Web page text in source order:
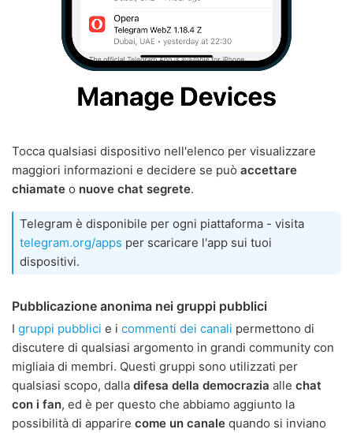
Tocca qualsiasi dispositivo nell'elenco per visualizzare
maggiori informazioni e decidere se può accettare
chiamate o nuove chat segrete.
Telegram è disponibile per ogni piattaforma - visita
telegram.org/apps per scaricare l'app sui tuoi
dispositivi.
Pubblicazione anonima nei gruppi pubblici
I gruppi pubblici e i commenti dei canali permettono di
discutere di qualsiasi argomento in grandi community con
migliaia di membri. Questi gruppi sono utilizzati per
qualsiasi scopo, dalla difesa della democrazia alle chat
con i fan, ed è per questo che abbiamo aggiunto la
possibilità di apparire come un canale quando si inviano